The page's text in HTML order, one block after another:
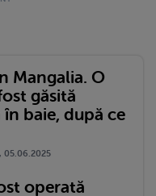
Mangalia. O
găsită
baie, după ce
05.06.2025
operată